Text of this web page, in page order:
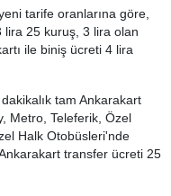
tarife oranlarına göre,
lira 25 kuruş, 3 lira olan
ile biniş ücreti 4 lira
tam Ankarakart
Metro, Teleferik, Özel
Halk Otobüsleri'nde
transfer ücreti 25